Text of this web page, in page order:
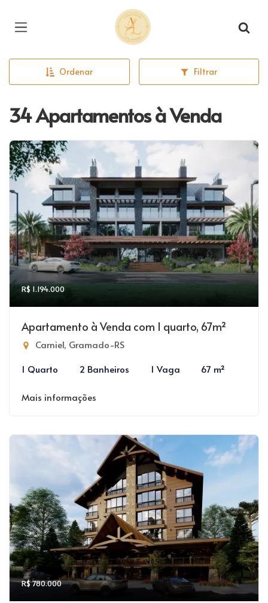
Página inicial
Ordenar Filtrar
34 Apartamentos à Venda
R$ 1.194.000
Apartamento à Venda com 1 quarto, 67m²
Carniel, Gramado-RS
1 Quarto
2 Banheiros 1 Vaga 67 m²
Mais informações
R$ 780.000